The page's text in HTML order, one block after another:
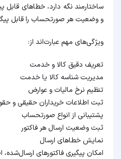
ساختارمند نگه دارد، خطاهای قابل
و وضعیت هر صورتحساب را قابل
ویژگی‌های مهم عبارت‌اند از:
تعریف دقیق کالا و خدمت
مدیریت شناسه کالا یا خدمت
تنظیم نرخ مالیات و عوارض
ثبت اطلاعات خریداران حقیقی و
پشتیبانی از انواع صورتحساب
ثبت وضعیت ارسال هر فاکتور
نمایش خطاهای ارسال
امکان پیگیری فاکتورهای ارسال‌شده،